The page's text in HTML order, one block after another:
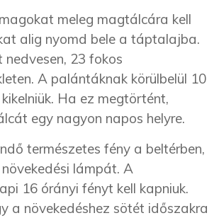
meleg magtálcára kell
alig nyomd bele a táptalajba.
23 fokos
A palántáknak körülbelül 10
Ha ez megtörtént,
egy nagyon napos helyre.
természetes fény a beltérben,
lámpát. A
16 órányi fényt kell kapniuk.
a növekedéshez sötét időszakra